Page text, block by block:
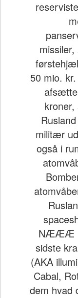
50 mio.
afsætte
militær
også i
NÆÆÆ
sidste
(AKA
Cabal,
dem hvad